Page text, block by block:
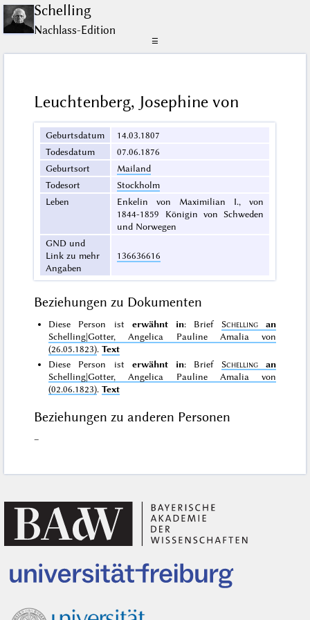
Schelling
Nachlass-Edition
☰
Leuchtenberg, Josephine von
Geburtsdatum
14.03.1807
Todesdatum
07.06.1876
Geburtsort
Mailand
Todesort
Stockholm
Leben
Enkelin von Maximilian I., von
1844-1859 Königin von Schweden
und Norwegen
GND und
Link zu mehr
Angaben
136636616
Beziehungen zu Dokumenten
Diese Person ist erwähnt in: Brief Schelling
an
Schelling|Gotter, Angelica Pauline Amalia von
(26.05.1823).Text
Diese Person ist erwähnt in: Brief Schelling
an
Schelling|Gotter, Angelica Pauline Amalia von
(02.06.1823).Text
Beziehungen zu anderen Personen
–